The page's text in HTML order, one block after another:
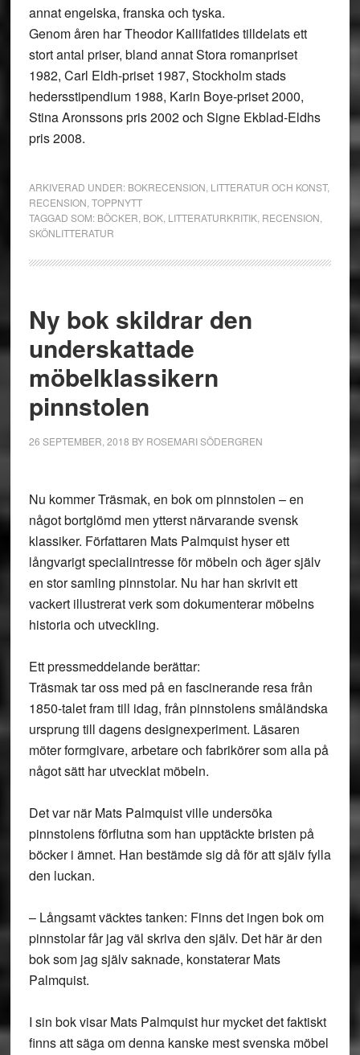
annat engelska, franska och tyska.
Genom åren har Theodor Kallifatides tilldelats ett
stort antal priser, bland annat Stora romanpriset
1982, Carl Eldh-priset 1987, Stockholm stads
hedersstipendium 1988, Karin Boye-priset 2000,
Stina Aronssons pris 2002 och Signe Ekblad-Eldhs
pris 2008.
ARKIVERAD UNDER: BOKRECENSION LITTERATUR OCH KONST,
RECENSION TOPPNYTT
TAGGAD SOM: BÖCKER BOK, LITTERATURKRITIK, RECENSION
SKÖNLITTERATUR
Ny bok skildrar den
underskattade
möbelklassikern
pinnstolen
26 SEPTEMBER, 2018 BY ROSEMARI SÖDERGREN
Nu kommer Träsmak, en bok om pinnstolen – en
något bortglömd men ytterst närvarande svensk
klassiker. Författaren Mats Palmquist hyser ett
långvarigt specialintresse för möbeln och äger själv
en stor samling pinnstolar. Nu har han skrivit ett
vackert illustrerat verk som dokumenterar möbelns
historia och utveckling.
Ett pressmeddelande berättar:
Träsmak tar oss med på en fascinerande resa från
1850-talet fram till idag, från pinnstolens småländska
ursprung till dagens designexperiment. Läsaren
möter formgivare, arbetare och fabrikörer som alla på
något sätt har utvecklat möbeln.
Det var när Mats Palmquist ville undersöka
pinnstolens förflutna som han upptäckte bristen på
böcker i ämnet. Han bestämde sig då för att själv fylla
den luckan.
– Långsamt väcktes tanken: Finns det ingen bok om
pinnstolar får jag väl skriva den själv. Det här är den
bok som jag själv saknade, konstaterar Mats
Palmquist.
I sin bok visar Mats Palmquist hur mycket det faktiskt
finns att säga om denna kanske mest svenska möbel